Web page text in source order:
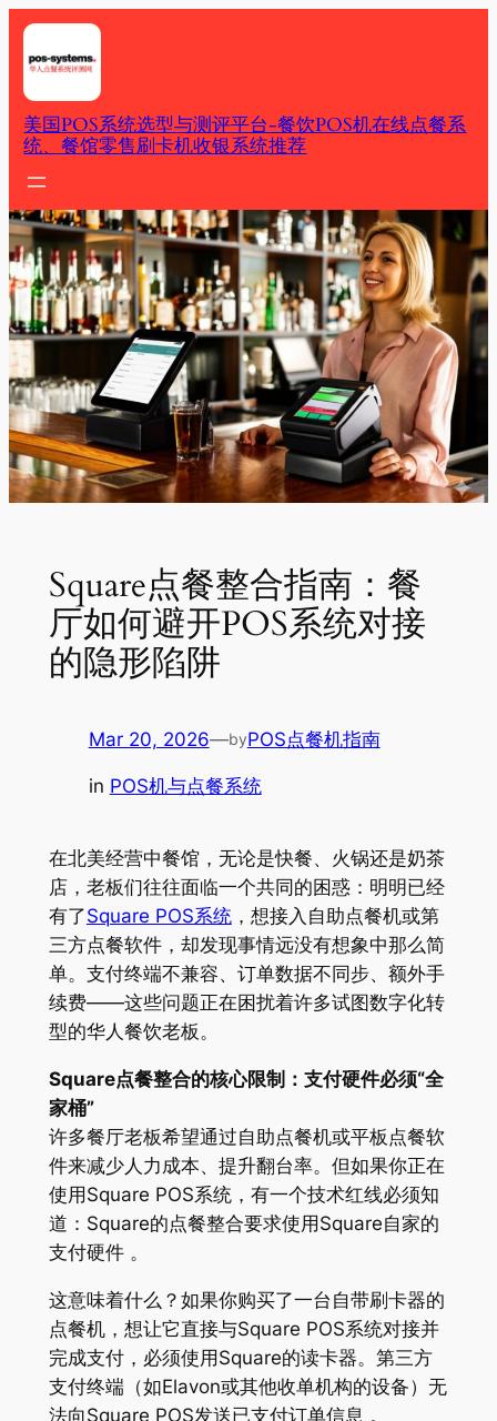
Skip
content
美国POS系统选型与测评平台-餐饮POS机在线点餐系
统、餐馆零售刷卡机收银系统推荐
Square点餐整合指南：餐
厅如何避开POS系统对接
的隐形陷阱
Mar 20, 2026—byPOS点餐机指南
in POS机与点餐系统
在北美经营中餐馆，无论是快餐、火锅还是奶茶
店，老板们往往面临一个共同的困惑：明明已经
有了Square POS系统，想接入自助点餐机或第
三方点餐软件，却发现事情远没有想象中那么简
单。支付终端不兼容、订单数据不同步、额外手
续费——这些问题正在困扰着许多试图数字化转
型的华人餐饮老板。
Square点餐整合的核心限制：支付硬件必须“全
家桶”
许多餐厅老板希望通过自助点餐机或平板点餐软
件来减少人力成本、提升翻台率。但如果你正在
使用Square POS系统，有一个技术红线必须知
道：Square的点餐整合要求使用Square自家的
支付硬件 。
这意味着什么？如果你购买了一台自带刷卡器的
点餐机，想让它直接与Square POS系统对接并
完成支付，必须使用Square的读卡器。第三方
支付终端（如Elavon或其他收单机构的设备）无
法向Square POS发送已支付订单信息 。